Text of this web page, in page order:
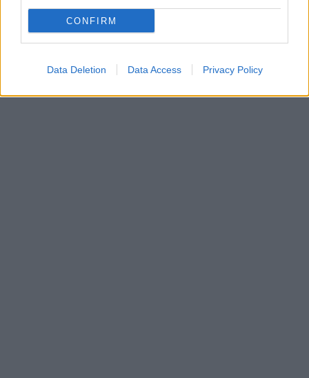
CONFIRM
Data Deletion Data Access Privacy Policy
In evidenza